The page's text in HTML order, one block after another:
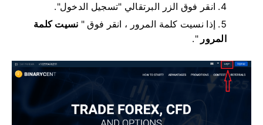
انقر فوق الزر البرتقالي "تسجيل الدخول".
إذا نسيت كلمة المرور ، انقر فوق " نسيت كلمة
المرور ".